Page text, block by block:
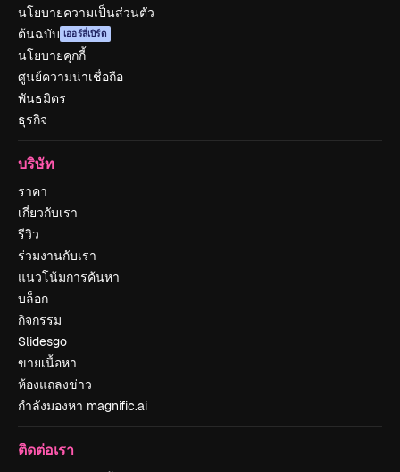
นโยบายความเป็นส่วนตัว
ต้นฉบับ เออร์ลี่เบิร์ด
นโยบายคุกกี้
ศูนย์ความน่าเชื่อถือ
พันธมิตร
ธุรกิจ
บริษัท
ราคา
เกี่ยวกับเรา
รีวิว
ร่วมงานกับเรา
แนวโน้มการค้นหา
บล็อก
กิจกรรม
Slidesgo
ขายเนื้อหา
ห้องแถลงข่าว
กำลังมองหา magnific.ai
ติดต่อเรา